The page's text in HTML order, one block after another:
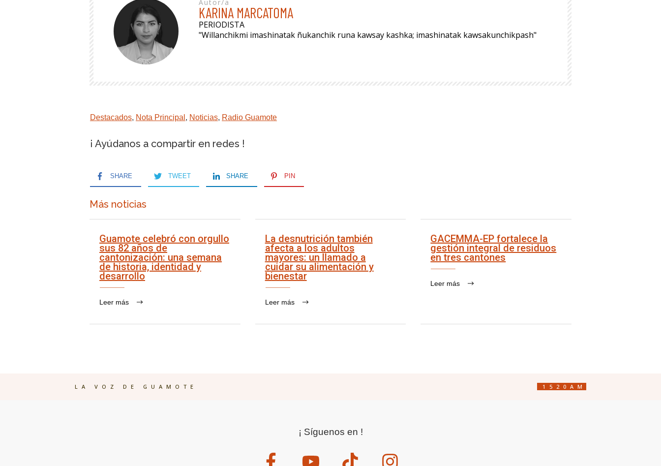
Autor/a
KARINA MARCATOMA
PERIODISTA
"Willanchikmi imashinatak ñukanchik runa kawsay kashka; imashinatak kawsakunchikpash"
Destacados, Nota Principal , Noticias, Radio Guamote
¡ Ayúdanos a compartir en redes !
SHARE TWEET SHARE PIN
Más noticias
Guamote celebró con orgullo
sus 82 años de
cantonización: una semana
de historia, identidad y
desarrollo
Leer más
La desnutrición también
afecta a los adultos
mayores: un llamado a
cuidar su alimentación y
bienestar
Leer más
GACEMMA-EP fortalece la
gestión integral de residuos
en tres cantones
Leer más
LA VOZ DE GUAMOTE 1520AM
¡ Síguenos en !